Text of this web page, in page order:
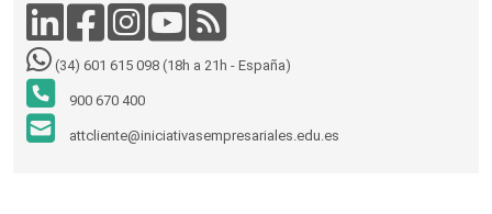
(34) 601 615 098 (18h a 21h - España)
900 670 400
attcliente@iniciativasempresariales.edu.es